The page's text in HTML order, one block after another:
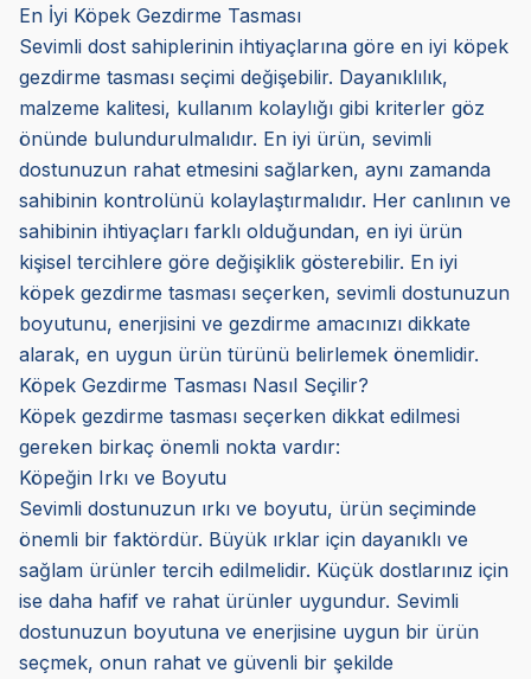
En İyi Köpek Gezdirme Tasması
Sevimli dost sahiplerinin ihtiyaçlarına göre en iyi köpek
gezdirme tasması seçimi değişebilir. Dayanıklılık,
malzeme kalitesi, kullanım kolaylığı gibi kriterler göz
önünde bulundurulmalıdır. En iyi ürün, sevimli
dostunuzun rahat etmesini sağlarken, aynı zamanda
sahibinin kontrolünü kolaylaştırmalıdır. Her canlının ve
sahibinin ihtiyaçları farklı olduğundan, en iyi ürün
kişisel tercihlere göre değişiklik gösterebilir. En iyi
köpek gezdirme tasması seçerken, sevimli dostunuzun
boyutunu, enerjisini ve gezdirme amacınızı dikkate
alarak, en uygun ürün türünü belirlemek önemlidir.
Köpek Gezdirme Tasması Nasıl Seçilir?
Köpek gezdirme tasması seçerken dikkat edilmesi
gereken birkaç önemli nokta vardır:
Köpeğin Irkı ve Boyutu
Sevimli dostunuzun ırkı ve boyutu, ürün seçiminde
önemli bir faktördür. Büyük ırklar için dayanıklı ve
sağlam ürünler tercih edilmelidir. Küçük dostlarınız için
ise daha hafif ve rahat ürünler uygundur. Sevimli
dostunuzun boyutuna ve enerjisine uygun bir ürün
seçmek, onun rahat ve güvenli bir şekilde